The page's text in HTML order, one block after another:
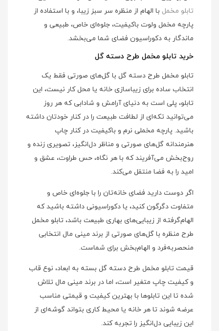
تابلو مخمل با الهام از منظره سر سبز زیبا، و با استفاده از
پارچه مخمل ولوت باکیفیت، جلوه‌ای خاص، طبیعی و
ماندگار به دکوراسیون فضای شما می‌بخشد.
خرید تابلو مخمل طرح دسته گل
تابلو مخمل طرح دسته گل با گل‌های صورتی فقط یک
انتخاب ساده برای زیباسازی خانه یا محل کار نیست، این
تابلو، پلی است به دنیای آرامش و شادابی که هر روز
می‌توانید تکه‌ای از لطافت طبیعت را در کنار خودتان داشته
باشید. پارچه مخملی نرم و باکیفیت در کنار چاپ
هنرمندانه گل‌های صورتی و مناظر دل‌انگیز، تصویری زنده و
روح‌بخش می‌آفریند که با هر نگاه، حس طراوت، عشق و
امید را به فضا منتقل می‌کند.
اگر دوست دارید فضای خانه‌تان را با جلوه‌ای خاص و
متفاوت دگرگون کنید، یا دکوراسیونی داشته باشید که
الهام‌گرفته از زیبایی‌های بهاری طبیعت باشد، تابلو مخمل
طرح منظره با گل‌های صورتی از برند مینی‌ مال انتخابی
منحصر‌به‌فرد و الهام‌بخش برای شماست.
قیمت تابلو مخمل طرح دسته گل بسته به ابعاد، نوع قاب
و کیفیت چاپ متغیر است، اما در برند مینی‌ مال تلاش
شده تا این تابلوها با بهترین کیفیت و قیمتی مناسب
عرضه شوند تا هر خانه یا محیط کاری بتواند گوشه‌ای از
این زیبایی دل‌انگیز را تجربه کند.